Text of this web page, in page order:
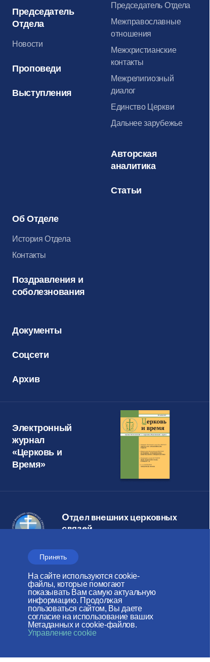
Принять
На сайте используются cookie-
файлы, которые помогают
показывать Вам самую актуальную
информацию. Продолжая
пользоваться сайтом, Вы даете
согласие на использование ваших
Метаданных и cookie-файлов.
Управление cookie
Председатель
Отдела
Новости
Проповеди
Выступления
Председатель Отдела
Межправославные
отношения
Межхристианские
контакты
Межрелигиозный
диалог
Единство Церкви
Дальнее зарубежье
Авторская
аналитика
Статьи
Об Отделе
История Отдела
Контакты
Поздравления и
соболезнования
Документы
Соцсети
Архив
Электронный
журнал
«Церковь и
Время»
Отдел внешних церковных
связей
Сайт действует при
поддержке
Российского фонда мира
Веб-сайт создан при содействии
Фонда поддержки христианской